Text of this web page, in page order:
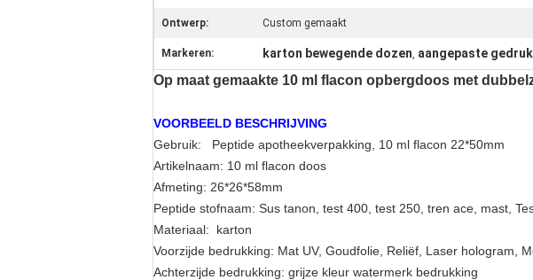
Ontwerp: Custom gemaakt
Markeren: karton bewegende dozen, aangepaste
Op maat gemaakte 10 ml flacon opbergdoos met
VOORBEELD BESCHRIJVING
Gebruik: Peptide apotheekverpakking, 10 ml flacon 22*50mm
Artikelnaam: 10 ml flacon doos
Afmeting: 26*26*58mm
Peptide stofnaam: Sus tanon, test 400, test 250, tren ace, mast,
Materiaal: karton
Voorzijde bedrukking: Mat UV, Goudfolie, Reliëf, Laser hologram,
Achterzijde bedrukking: grijze kleur watermerk bedrukking